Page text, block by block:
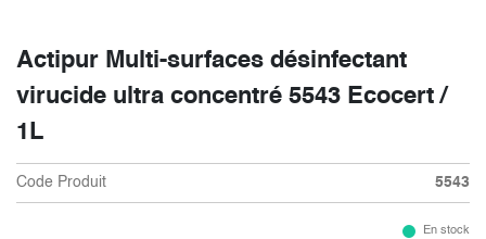
Actipur Multi-surfaces désinfectant
virucide ultra concentré 5543 Ecocert /
1L
Code Produit 5543
En stock